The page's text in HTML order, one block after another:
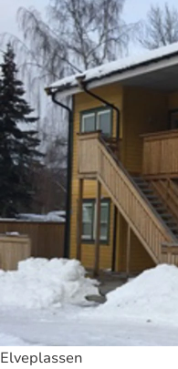
Elveplassen